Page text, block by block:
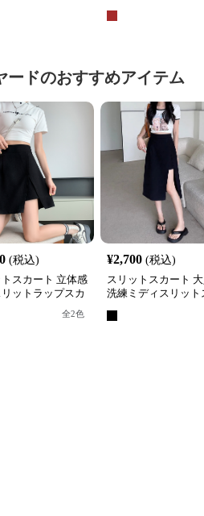
ードのおすすめアイテム
(税込)
スカート 立体感
ットラップスカ
全2色
¥2,700 (税込)
スリットスカート
洗練ミディスリット